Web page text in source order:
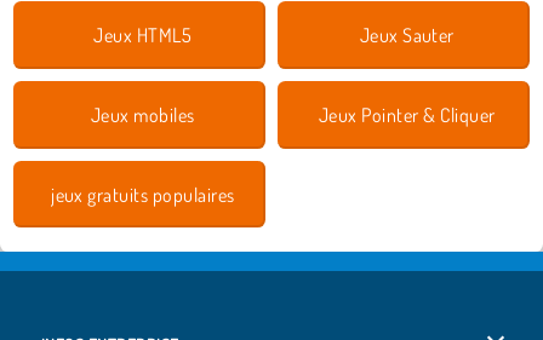
Jeux HTML5 Jeux Sauter
Jeux mobiles Jeux Pointer & Cliquer
jeux gratuits populaires